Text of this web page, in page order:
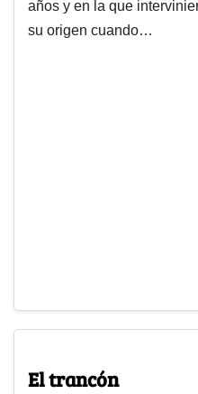
años y en la que
su origen cuando…
El trancón